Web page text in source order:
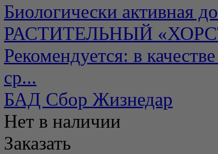
Биологически активная
РАСТИТЕЛЬНЫЙ
Рекомендуется: в
ср...
БАД Сбор Жизнедар
Нет в наличии
Заказать